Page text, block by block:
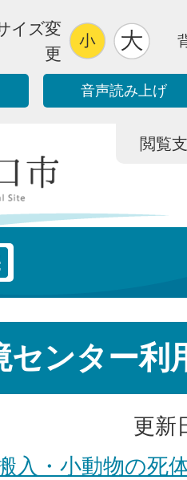
イズ変
更
音声読み上げ
閲覧
センター利
更新
入・小動物の死